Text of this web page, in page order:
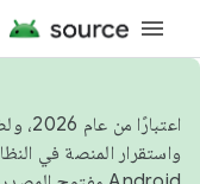
واستقرار المنصة في